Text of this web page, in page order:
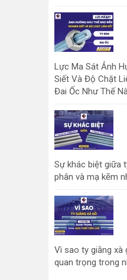
Lực Ma Sát Ảnh
Siết Và Độ Chặt
Đai Ốc Như Thế
Sự khác biệt giữa
phân và mạ kẽm
Vì sao ty giằng xà
quan trọng trong